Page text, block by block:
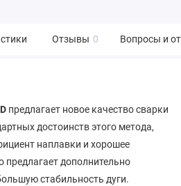
Отзывы 0 Вопросы и
предлагает новое качество сварки
достоинств этого метода,
наплавки и хорошее
предлагает дополнительно
стабильность дуги.